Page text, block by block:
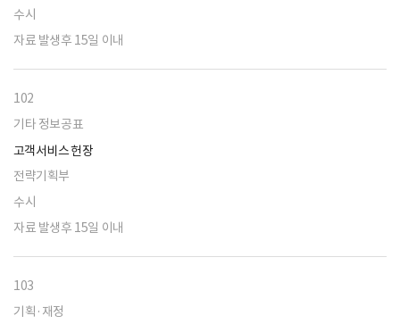
수시
자료 발생후 15일 이내
102
기타 정보공표
고객서비스 헌장
전략기획부
수시
자료 발생후 15일 이내
103
기획·재정